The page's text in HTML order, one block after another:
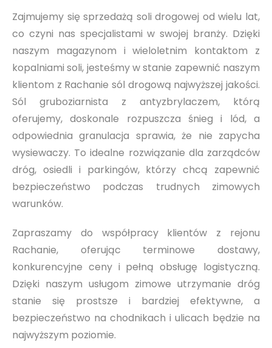
Zajmujemy się sprzedażą soli drogowej od wielu lat,
co czyni nas specjalistami w swojej branży. Dzięki
naszym magazynom i wieloletnim kontaktom z
kopalniami soli, jesteśmy w stanie zapewnić naszym
klientom z Rachanie sól drogową najwyższej jakości.
Sól gruboziarnista z antyzbrylaczem, którą
oferujemy, doskonale rozpuszcza śnieg i lód, a
odpowiednia granulacja sprawia, że nie zapycha
wysiewaczy. To idealne rozwiązanie dla zarządców
dróg, osiedli i parkingów, którzy chcą zapewnić
bezpieczeństwo podczas trudnych zimowych
warunków.
Zapraszamy do współpracy klientów z rejonu
Rachanie, oferując terminowe dostawy,
konkurencyjne ceny i pełną obsługę logistyczną.
Dzięki naszym usługom zimowe utrzymanie dróg
stanie się prostsze i bardziej efektywne, a
bezpieczeństwo na chodnikach i ulicach będzie na
najwyższym poziomie.